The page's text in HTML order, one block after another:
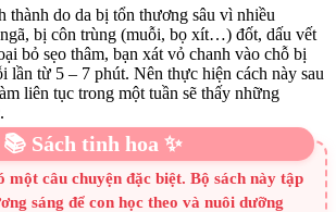
thành do da bị tổn thương sâu vì nhiều
bị côn trùng (muỗi, bọ xít…) đốt, dấu vết
bỏ sẹo thâm, bạn xát vỏ chanh vào chỗ bị
lần từ 5 – 7 phút. Nên thực hiện cách này sau
liên tục trong một tuần sẽ thấy những
📚 Sách tinh hoa ✨
một câu chuyện đặc biệt. Bộ sách này tập
sáng để con học theo và nuôi dưỡng